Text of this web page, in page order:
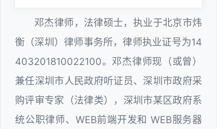
邓杰律师，法律硕士，执业于北京市炜
衡（深圳）律师事务所，律师执业证号为14
403201810022100。邓杰律师现（或曾）
兼任深圳市人民政府听证员、深圳市政府采
购评审专家（法律类），深圳市某区政府系
统公职律师、WEB前端开发和 WEB服务器